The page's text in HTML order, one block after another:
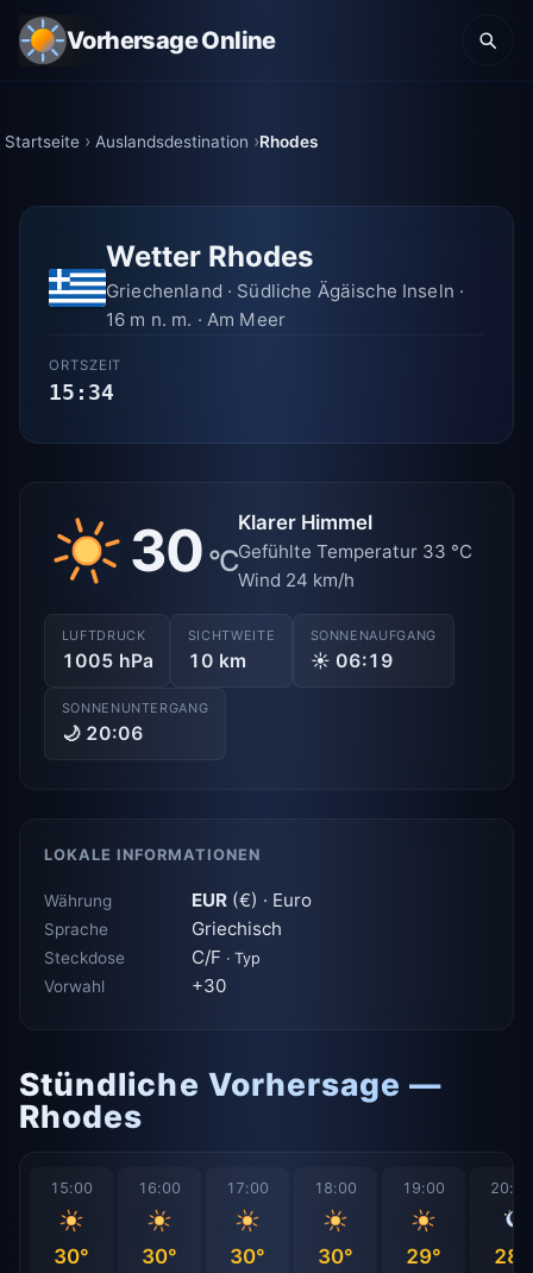
Vorhersage Online
Startseite Auslandsdestination Rhodes
Wetter Rhodes
Griechenland · Südliche Ägäische Inseln ·
16 m n. m. · Am Meer
ORTSZEIT
15:34
30 °C
Klarer Himmel
Gefühlte Temperatur 33 °C
Wind 24 km/h
LUFTDRUCK
1005 hPa
SICHTWEITE
10 km
SONNENAUFGANG
☀ 06:19
SONNENUNTERGANG
🌙 20:06
LOKALE INFORMATIONEN
Währung EUR (€) · Euro
Sprache Griechisch
Steckdose C/F · Typ
Vorwahl +30
Stündliche Vorhersage —
Rhodes
15:00
30°
16:00
30°
17:00
30°
18:00
30°
19:00
29°
20:00
28°